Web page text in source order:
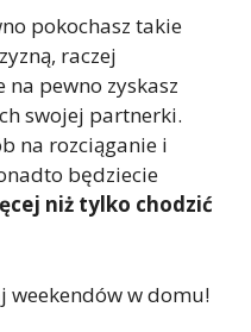
pokochasz takie
raczej
pewno zyskasz
swojej partnerki.
na rozciąganie i
będziecie
niż tylko chodzić
weekendów w domu!